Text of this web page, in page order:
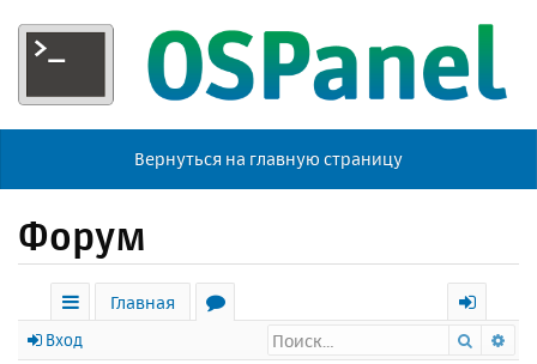
Вернуться на главную страницу
Форум
с
Главная
х
Вход Поиск